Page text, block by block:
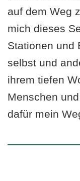
auf dem Weg
mich dieses
Stationen und
selbst und
ihrem tiefen
Menschen
dafür mein